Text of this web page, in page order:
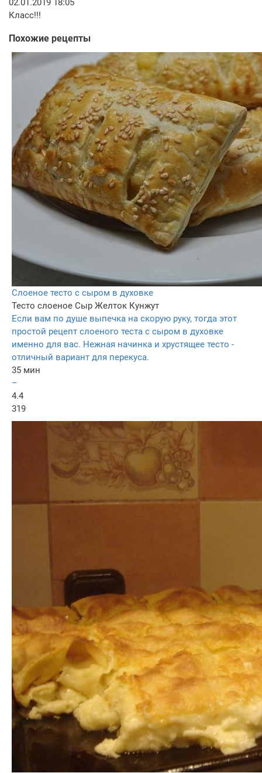
02.01.2019 18:05
Класс!!!
Похожие рецепты
Слоеное тесто с сыром в духовке
Тесто слоеное Сыр Желток Кунжут
Если вам по душе выпечка на скорую руку, тогда этот
простой рецепт слоеного теста с сыром в духовке
именно для вас. Нежная начинка и хрустящее тесто -
отличный вариант для перекуса.
35 мин
–
4.4
319